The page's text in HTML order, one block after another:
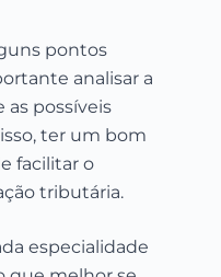
pontos
analisar a
possíveis
ter um bom
facilitar o
tributária.
especialidade